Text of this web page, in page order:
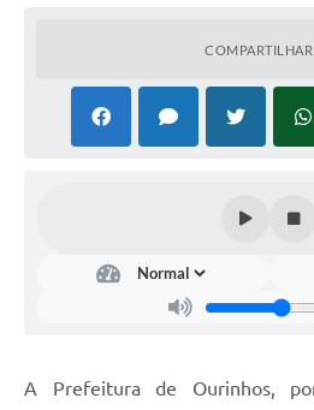
COMPARTILHAR
A Prefeitura de Ourinhos,